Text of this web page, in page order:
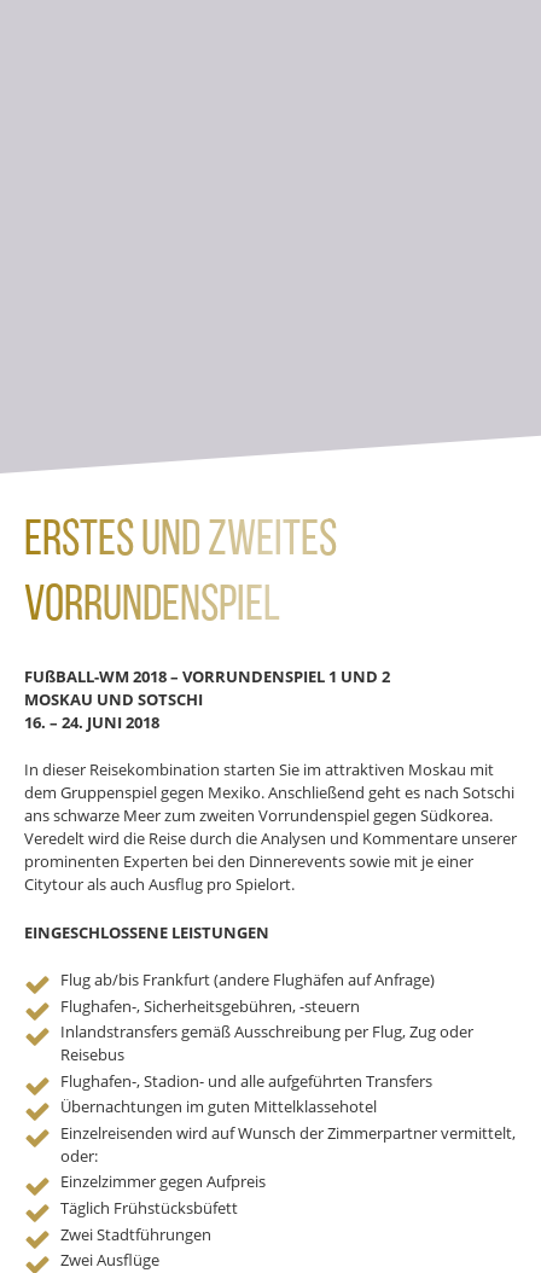
Erstes und Zweites
Vorrundenspiel
FUßBALL-WM 2018 – VORRUNDENSPIEL 1 UND 2
MOSKAU UND SOTSCHI
16. – 24. JUNI 2018
In dieser Reisekombination starten Sie im attraktiven Moskau mit
dem Gruppenspiel gegen Mexiko. Anschließend geht es nach Sotschi
ans schwarze Meer zum zweiten Vorrundenspiel gegen Südkorea.
Veredelt wird die Reise durch die Analysen und Kommentare unserer
prominenten Experten bei den Dinnerevents sowie mit je einer
Citytour als auch Ausflug pro Spielort.
EINGESCHLOSSENE LEISTUNGEN
Flug ab/bis Frankfurt (andere Flughäfen auf Anfrage)
Flughafen-, Sicherheitsgebühren, -steuern
Inlandstransfers gemäß Ausschreibung per Flug, Zug oder
Reisebus
Flughafen-, Stadion- und alle aufgeführten Transfers
Übernachtungen im guten Mittelklassehotel
Einzelreisenden wird auf Wunsch der Zimmerpartner vermittelt,
oder:
Einzelzimmer gegen Aufpreis
Täglich Frühstücksbüfett
Zwei Stadtführungen
Zwei Ausflüge